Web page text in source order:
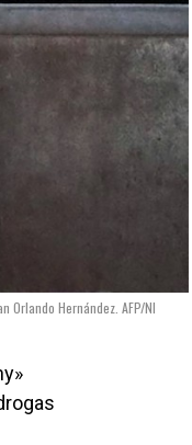
Orlando Hernández. AFP/NI